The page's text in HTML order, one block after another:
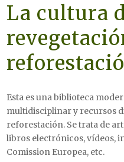
La cultura
Esta es una biblioteca
multidisciplinar y recursos
reforestación. Se trata de
libros electrónicos, vídeos,
Comission Europea, etc.